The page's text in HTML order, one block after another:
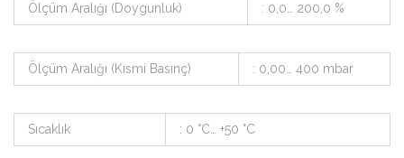
Ölçüm Aralığı (Doygunluk) : 0,0… 200,0 %
Ölçüm Aralığı (Kısmi Basınç) : 0,00… 400 mbar
Sıcaklık : 0 °C… +50 °C